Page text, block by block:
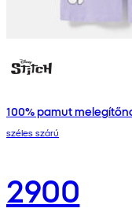
100% pamut
széles szárú
2900